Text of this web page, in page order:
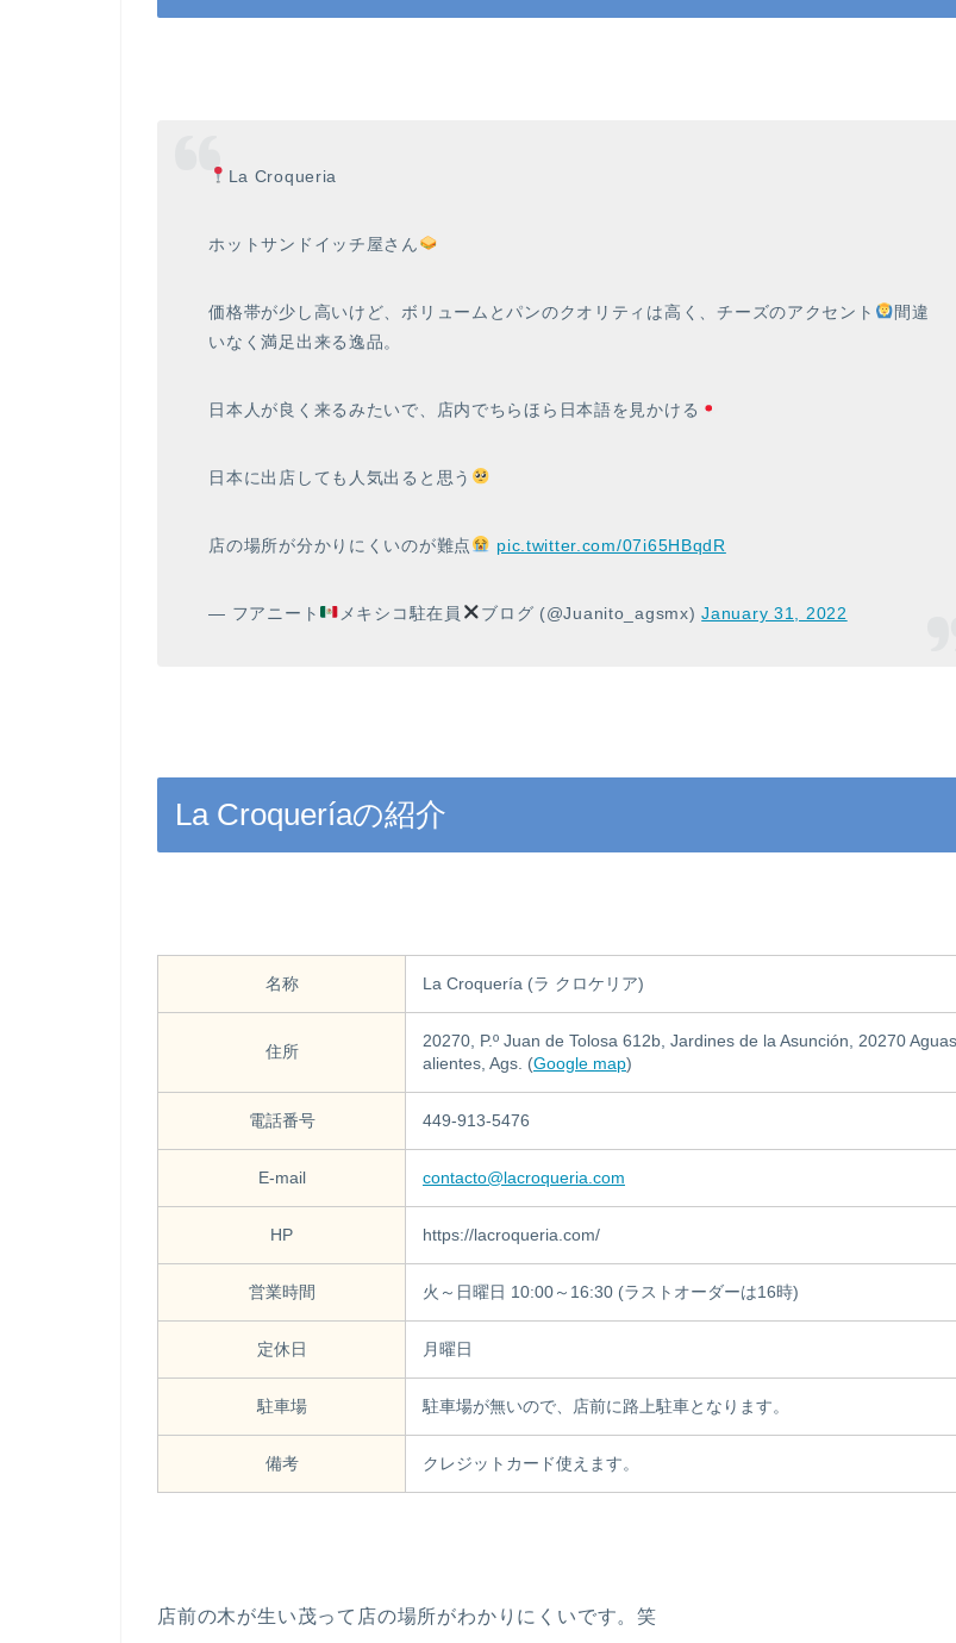
La Croqueria
ホットサンドイッチ屋さん
価格帯が少し高いけど、ボリュームとパンのクオリティは高く、チーズのアクセント
間違
いなく満足出来る逸品。
日本人が良く来るみたいで、店内でちらほら日本語を見かける
日本に出店しても人気出ると思う
店の場所が分かりにくいのが難点 pic.twitter.com/07i65HBqdR
— フアニート メキシコ駐在員 ブログ (@Juanito_agsmx)January 31, 2022
La Croqueríaの紹介
名称 La Croquería (ラ クロケリア)
住所
20270, P.º Juan de Tolosa 612b, Jardines de la Asunción, 20270
alientes, Ags. (Google map)
電話番号 449-913-5476
E-mail contacto@lacroqueria.com
HP https://lacroqueria.com/
営業時間 火～日曜日 10:00～16:30 (ラストオーダーは16時)
定休日 月曜日
駐車場 駐車場が無いので、店前に路上駐車となります。
備考 クレジットカード使えます。
店前の木が生い茂って店の場所がわかりにくいです。笑